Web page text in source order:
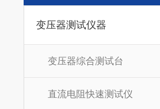
变压器测试仪器
变压器综合测试台
直流电阻快速测试仪